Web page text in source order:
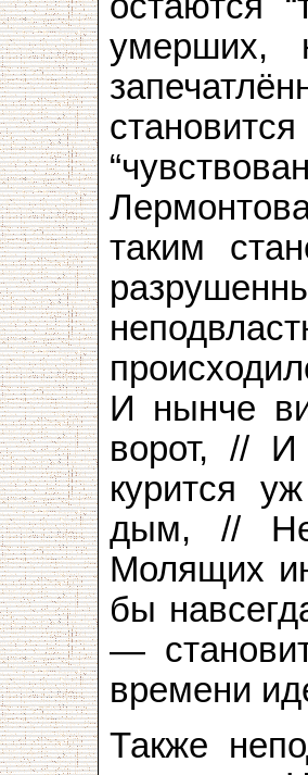
умерших,
таким
И нынче
ворот, //
курится
дым, //
Молящих
бы
—
времени
Также